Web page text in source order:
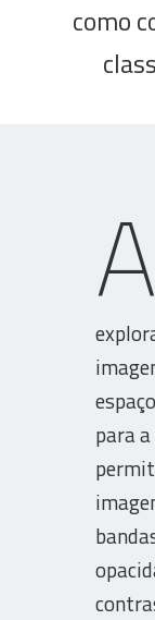
como
A
para